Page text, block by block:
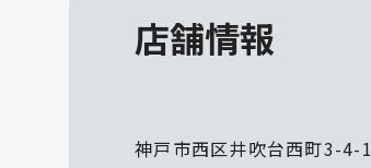
店舗情報
神戸市西区井吹台西町3-4-1